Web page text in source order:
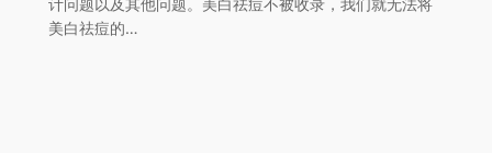
计问题以及其他问题。美白祛痘不被收录，我们就无法将
美白祛痘的…